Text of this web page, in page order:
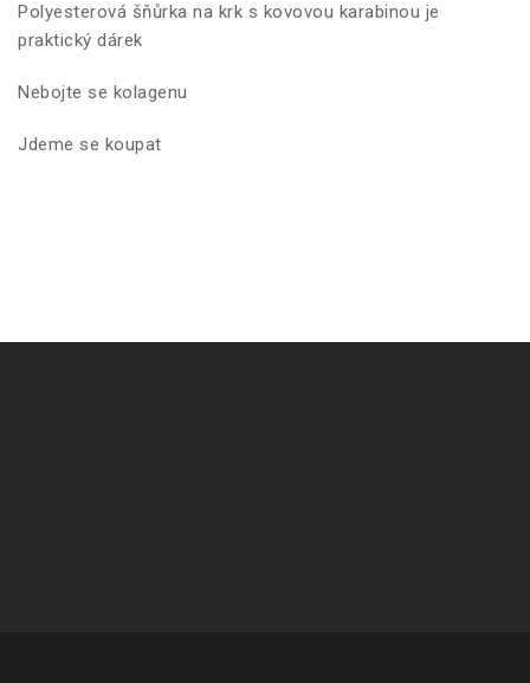
Polyesterová šňůrka na krk s kovovou karabinou je
praktický dárek
Nebojte se kolagenu
Jdeme se koupat